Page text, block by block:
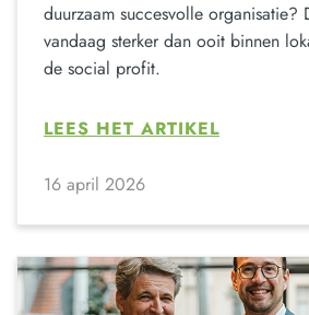
duurzaam succesvolle organisatie?
vandaag sterker dan ooit binnen
de social profit.
LEES HET ARTIKEL
16 april 2026